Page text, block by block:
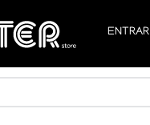
ENTRAR